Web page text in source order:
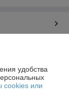
удобства
cookies или